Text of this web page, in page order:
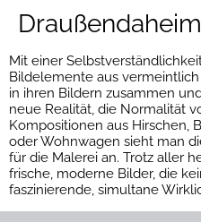
Draußendaheim
Mit einer
Bildelemente aus
in ihren Bildern zusammen
neue Realität, die Normalität
Kompositionen aus Hirschen,
oder Wohnwagen sieht man
für die Malerei an. Trotz aller
frische, moderne Bilder, die
faszinierende, simultane